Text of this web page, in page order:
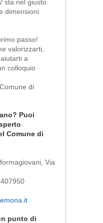
sta nel giusto
dimensioni.
passo!
valorizzarti,
a
colloquio
di
Puoi
Comune di
Via
punto di